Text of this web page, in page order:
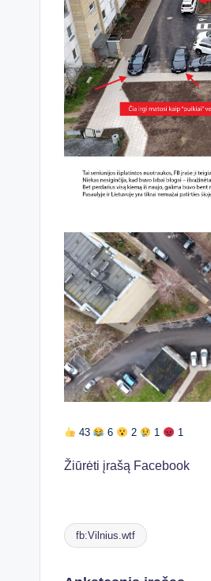
43 6 2 1 1
Žiūrėti įrašą Facebook
Tags:
fb:Vilnius.wtf